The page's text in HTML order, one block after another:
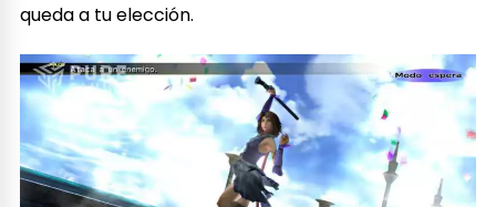
queda a tu elección.